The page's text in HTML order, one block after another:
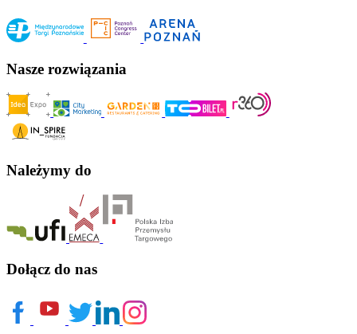
Nasze rozwiązania
Należymy do
Dołącz do nas